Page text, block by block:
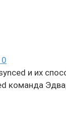
0
и их
команда